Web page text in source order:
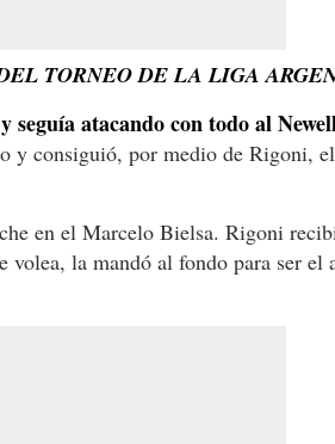
TORNEO DE LA LIGA
seguía atacando con todo al
y consiguió, por medio de Rigoni,
en el Marcelo Bielsa. Rigoni
volea, la mandó al fondo para ser el